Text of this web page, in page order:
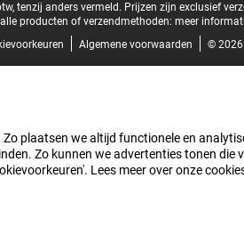
tenzij anders vermeld. Prijzen zijn exclusief
producten of verzendmethoden: meer
Algemene voorwaarden © 2026
plaatsen we altijd functionele en
Zo kunnen we advertenties tonen
Lees meer over onze